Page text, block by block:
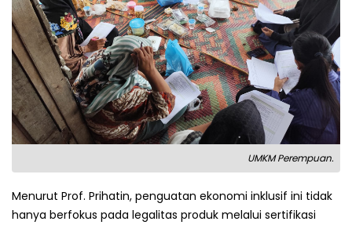
UMKM Perempuan.
Menurut Prof. Prihatin, penguatan ekonomi inklusif ini tidak
hanya berfokus pada legalitas produk melalui sertifikasi